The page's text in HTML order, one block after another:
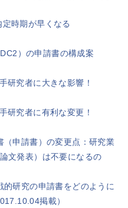
時期が早くなる
）の申請書の構成案
研究者に大きな影響！
研究者に有利な変更！
申請書）の変更点：研究業
文発表）は不要になるの
的研究の申請書をどのように
掲載）